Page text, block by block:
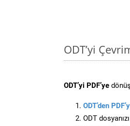
ODT’yi
ODT’yi PDF’ye
ODT’den
ODT